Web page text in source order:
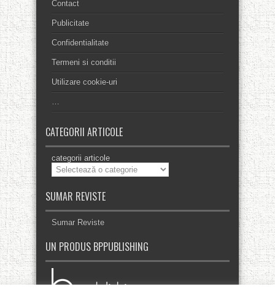
Contact
Publicitate
Confidentialitate
Termeni si conditii
Utilizare cookie-uri
…
CATEGORII ARTICOLE
categorii articole
SUMAR REVISTE
Sumar Reviste
UN PRODUS BPPUBLISHING